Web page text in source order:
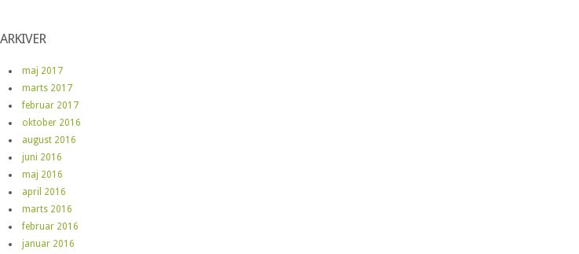
ARKIVER
maj 2017
marts 2017
februar 2017
oktober 2016
august 2016
juni 2016
maj 2016
april 2016
marts 2016
februar 2016
januar 2016